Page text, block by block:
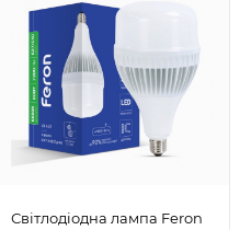
Світлодіодна лампа Feron